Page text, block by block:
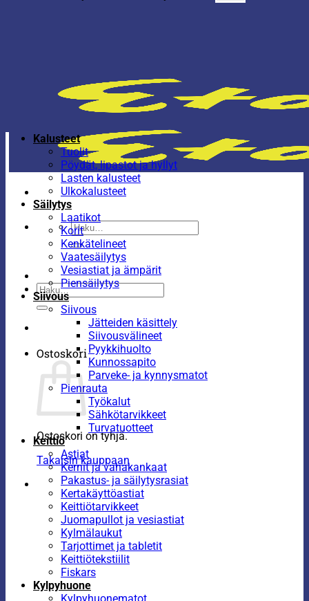
Etsi:
Etsi:
Ostoskori
Ostoskori on tyhjä.
Takaisin kauppaan
Kalusteet
Tuolit
Pöydät, lipastot ja hyllyt
Lasten kalusteet
Ulkokalusteet
Säilytys
Laatikot
Korit
Kenkätelineet
Vaatesäilytys
Vesiastiat ja ämpärit
Piensäilytys
Siivous
Siivous
Jätteiden käsittely
Siivousvälineet
Pyykkihuolto
Kunnossapito
Parveke- ja kynnysmatot
Pienrauta
Työkalut
Sähkötarvikkeet
Turvatuotteet
Keittiö
Astiat
Kernit ja vahakankaat
Pakastus- ja säilytysrasiat
Kertakäyttöastiat
Keittiötarvikkeet
Juomapullot ja vesiastiat
Kylmälaukut
Tarjottimet ja tabletit
Keittiötekstiilit
Fiskars
Kylpyhuone